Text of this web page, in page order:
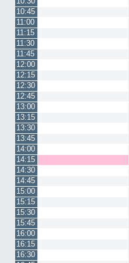
10:45
11:00
11:15
11:30
11:45
12:00
12:15
12:30
12:45
13:00
13:15
13:30
13:45
14:00
14:15
14:30
14:45
15:00
15:15
15:30
15:45
16:00
16:15
16:30